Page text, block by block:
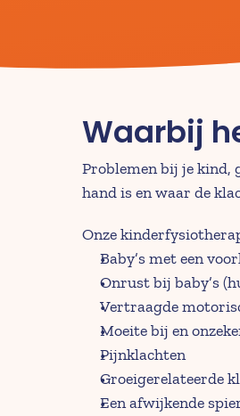
Waarbij
Problemen bij je kind,
hand is en waar de
Onze
Baby’s met een
Onrust bij baby’s
Vertraagde
Moeite bij en
Pijnklachten
Groeigerelateerde
Een afwijkende